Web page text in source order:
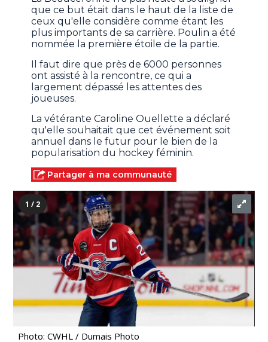
que ce but était dans le haut de la liste de
ceux qu'elle considère comme étant les
plus importants de sa carrière. Poulin a été
nommée la première étoile de la partie.
Il faut dire que près de 6000 personnes
ont assisté à la rencontre, ce qui a
largement dépassé les attentes des
joueuses.
La vétérante Caroline Ouellette a déclaré
qu'elle souhaitait que cet événement soit
annuel dans le futur pour le bien de la
popularisation du hockey féminin.
Partager à ma communauté
1 / 2
Photo: CWHL / Dumais Photo